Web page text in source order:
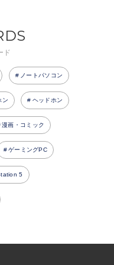
ド
ノートパソコン
ン ヘッドホン
漫画・コミック
ゲーミングPC
5